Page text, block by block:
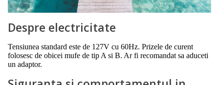
Despre electricitate
Tensiunea standard este de 127V cu 60Hz. Prizele de curent
folosesc de obicei mufe de tip A si B. Ar fi recomandat sa aduceti
un adaptor.